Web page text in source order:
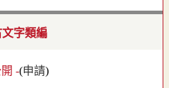
文字類編
-(申請)